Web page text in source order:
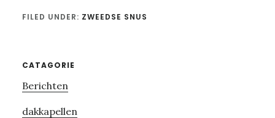
FILED UNDER: ZWEEDSE SNUS
Primary
Sidebar
CATAGORIE
Berichten
dakkapellen